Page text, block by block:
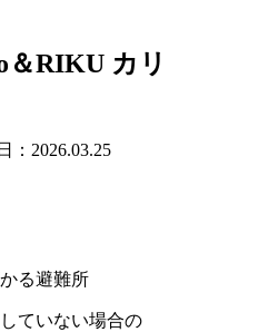
RIKU カリ
2026.03.25
る避難所
ていない場合の